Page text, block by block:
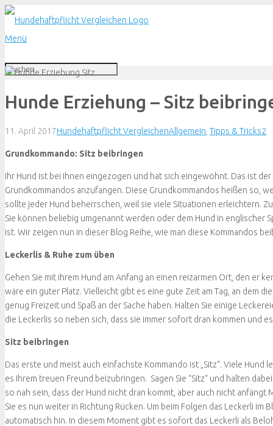
Menü
Hunde Erziehung – Sitz
11. April 2017Hundehaftpflicht VergleichenAllgemein Tipps & Tricks2
Grundkommando: Sitz beibringen
Ihr Hund ist bei Ihnen eingezogen und hat sich eingewöhnt. Das ist
Grundkommandos anzufangen. Diese Grundkommandos heißen so,
sollte jeder Hund beherrschen, weil sie viele Situationen erleichtern.
Sie können beliebig umgenannt werden oder dem Hund in englischer
ist. Wir zeigen nun in dieser Blog Reihe, wie man diese Kommandos
Leckerlis & Ruhe zum üben
Gehen Sie mit ihrem Hund am Anfang an einen reizarmen Ort, den er
wäre ein guter Platz. Vielleicht gibt es eine gute Zeit am Tag, an dem
genug Freizeit und Spaß an der Sache haben. Halten Sie einige
die Leckerlis so neben sich, dass sie immer sofort dran kommen und
Sitz beibringen
Das erste und meist auch einfachste Kommando ist „Sitz“. Viele
es Ihrem treuen Freund beizubringen. Sagen Sie “Sitz“ und halten
so nah sein, dass der Hund nicht dran kommt, aber auch nicht anfängt
Sie es nun weiter in Richtung Rücken. Um beim Folgen das Leckerli im
automatisch hin. In diesem Moment gibt es sofort das Leckerli als